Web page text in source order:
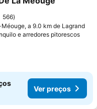
aos favoritos
566
a 9.0 km de Lagrand
e arredores pitorescosVer
Ver preços